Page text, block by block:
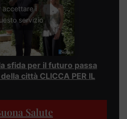
accettare i
servizio
sfida per il futuro passa
città CLICCA PER IL
Salute